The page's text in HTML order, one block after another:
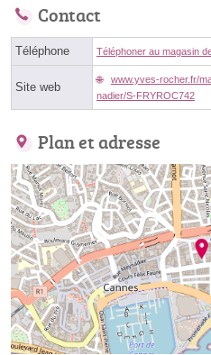
Contact
Téléphone Téléphoner au magasin
Site web
www.yves-rocher.fr/
nadier/S-FRYROC742
Plan et adresse